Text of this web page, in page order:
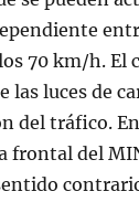
70 km/h. El
las luces de
del tráfico.
frontal del